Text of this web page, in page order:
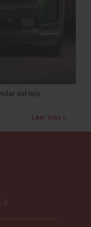
del lujo.
Leer más »
3